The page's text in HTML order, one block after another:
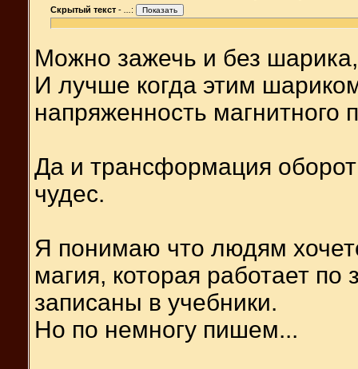
Скрытый текст - :
Можно зажечь и без
И лучше когда этим
напряженность магнитного
Да и трансформация
чудес.
Я понимаю что людям
магия, которая работает
записаны в учебники.
Но по немногу пишем...